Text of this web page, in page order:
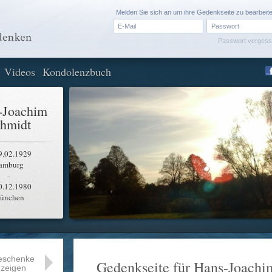
Passwort
Melden Sie sich an um ihre Gedenkseite zu
Videos Kondolenzbuch
-
Gedenkseite für Hans-